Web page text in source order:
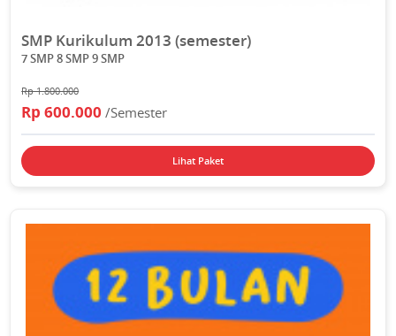
SMP Kurikulum 2013 (semester)
7 SMP 8 SMP 9 SMP
Rp 1.800.000
Rp 600.000/Semester
Lihat Paket